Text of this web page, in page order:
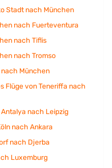
Stadt nach München
nach Fuerteventura
nach Tiflis
nach Tromso
München
Flüge von Teneriffa nach
nach Leipzig
nach Ankara
nach Djerba
Luxemburg